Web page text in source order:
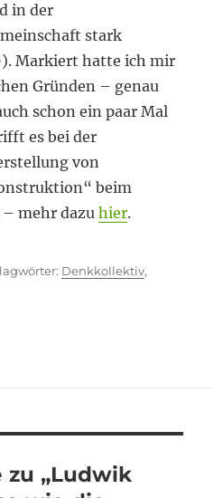
in der
stark
Markiert hatte ich mir
Gründen – genau
schon ein paar Mal
es bei der
von
beim
– mehr dazuhier.
Schlagwörter
Denkkollektiv,
zu „Ludwik